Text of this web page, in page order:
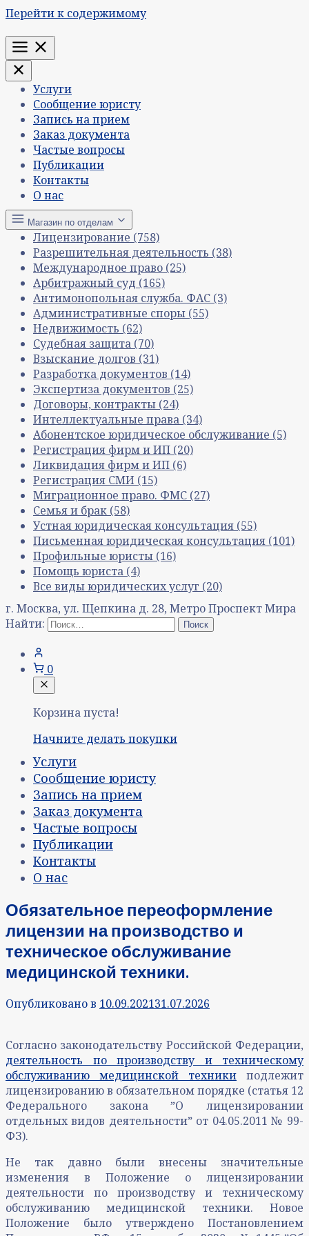
Перейти к содержимому
Меню
Услуги
Сообщение юристу
Запись на прием
Заказ документа
Частые вопросы
Публикации
Контакты
О нас
Магазин по отделам
Лицензирование (758)
Разрешительная деятельность (38)
Международное право (25)
Арбитражный суд (165)
Антимонопольная служба. ФАС (3)
Административные споры (55)
Недвижимость (62)
Судебная защита (70)
Взыскание долгов (31)
Разработка документов (14)
Экспертиза документов (25)
Договоры, контракты (24)
Интеллектуальные права (34)
Абонентское юридическое обслуживание (5)
Регистрация фирм и ИП (20)
Ликвидация фирм и ИП (6)
Регистрация СМИ (15)
Миграционное право. ФМС (27)
Семья и брак (58)
Устная юридическая консультация (55)
Письменная юридическая консультация (101)
Профильные юристы (16)
Помощь юриста (4)
Все виды юридических услуг (20)
г. Москва, ул. Щепкина д. 28, Метро Проспект Мира
Найти:
0
Корзина пуста!
Начните делать покупки
Услуги
Сообщение юристу
Запись на прием
Заказ документа
Частые вопросы
Публикации
Контакты
О нас
Обязательное переоформление
лицензии на производство и
техническое обслуживание
медицинской техники.
Опубликовано в 10.09.202131.07.2026
Согласно законодательству Российской Федерации,
деятельность по производству и техническому
обслуживанию медицинской техники подлежит
лицензированию в обязательном порядке (статья 12
Федерального закона ˮО лицензировании
отдельных видов деятельностиˮ от 04.05.2011 № 99-
ФЗ).
Не так давно были внесены значительные
изменения в Положение о лицензировании
деятельности по производству и техническому
обслуживанию медицинской техники. Новое
Положение было утверждено Постановлением